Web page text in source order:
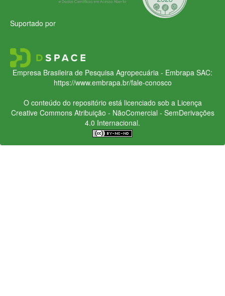
Suportado por
Empresa Brasileira de Pesquisa Agropecuária - Embrapa SAC:
https://www.embrapa.br/fale-conosco
O conteúdo do repositório está licenciado sob a Licença
Creative CommonsAtribuição - NãoComercial - SemDerivações
4.0 Internacional.